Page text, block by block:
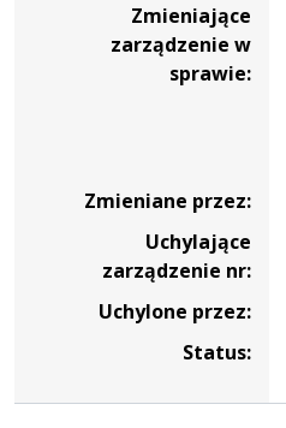
Zmieniające
zarządzenie w
sprawie:
Zmieniane przez:
Uchylające
zarządzenie nr:
Uchylone przez:
Status: